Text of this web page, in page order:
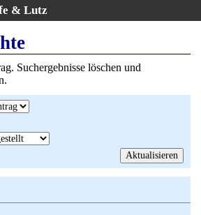
& Lutz
Suchergebnisse löschen und